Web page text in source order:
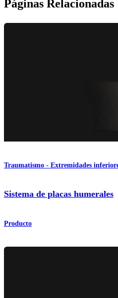
Páginas Relacionadas
Traumatismo - Extremidades
Sistema de placas humerales
Producto